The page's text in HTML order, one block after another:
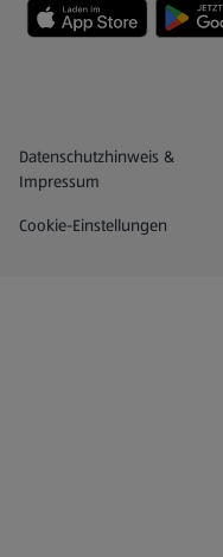
Datenschutz- und
Datenschutzhinweis &
Impressum
Cookie-Einstellungen